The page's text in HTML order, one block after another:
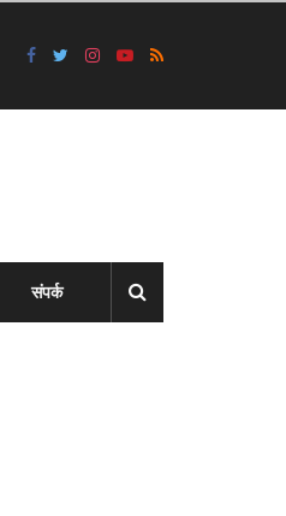
संपर्क